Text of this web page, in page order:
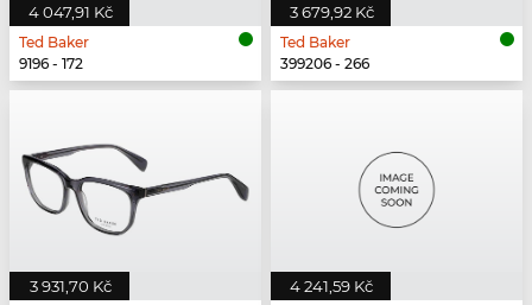
4 047,91 Kč
Ted Baker
9196 - 172
3 679,92 Kč
Ted Baker
399206 - 266
3 931,70 Kč 4 241,59 Kč